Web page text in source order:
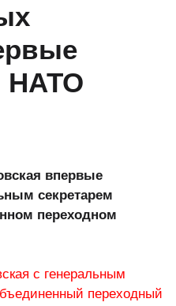
НАТО
впервые
секретарем
переходном